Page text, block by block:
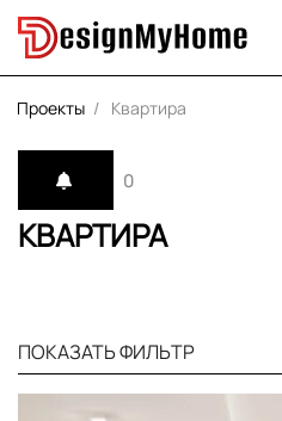
Проекты Квартира
КВАРТИРА
0
ПОКАЗАТЬ ФИЛЬТР